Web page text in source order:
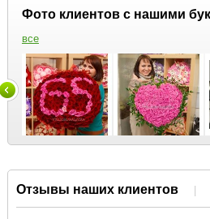
Фото клиентов с нашими
все
Отзывы наших клиентов |